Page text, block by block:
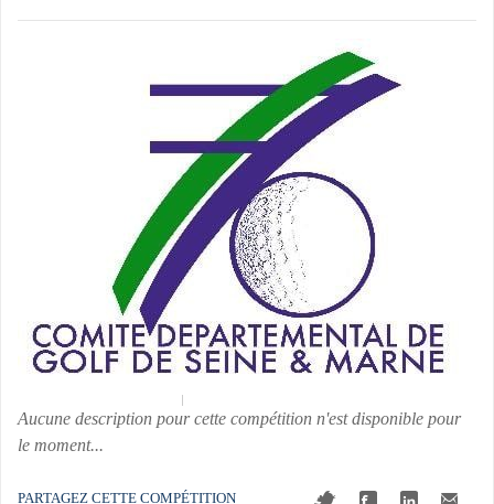
Aucune description pour cette compétition n'est disponible pour
le moment...
PARTAGEZ CETTE COMPÉTITION